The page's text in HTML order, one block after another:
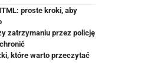
proste kroki, aby
zatrzymaniu przez policję
które warto przeczytać